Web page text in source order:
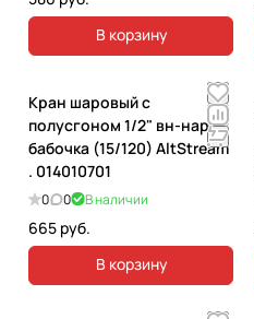
В корзину
Кран шаровый с
полусгоном 1/2" вн-нар
бабочка (15/120) AltStream
. 014010701
0 0 В наличии
665 руб.
В корзину